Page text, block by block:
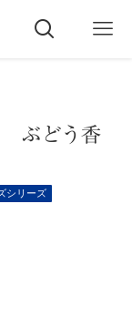
ぶどう香
シリーズ